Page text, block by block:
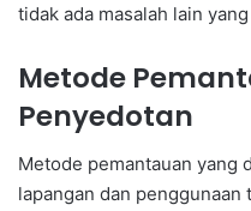
tidak ada masalah lain
Metode
Penyedotan
Metode pemantauan yang
lapangan dan